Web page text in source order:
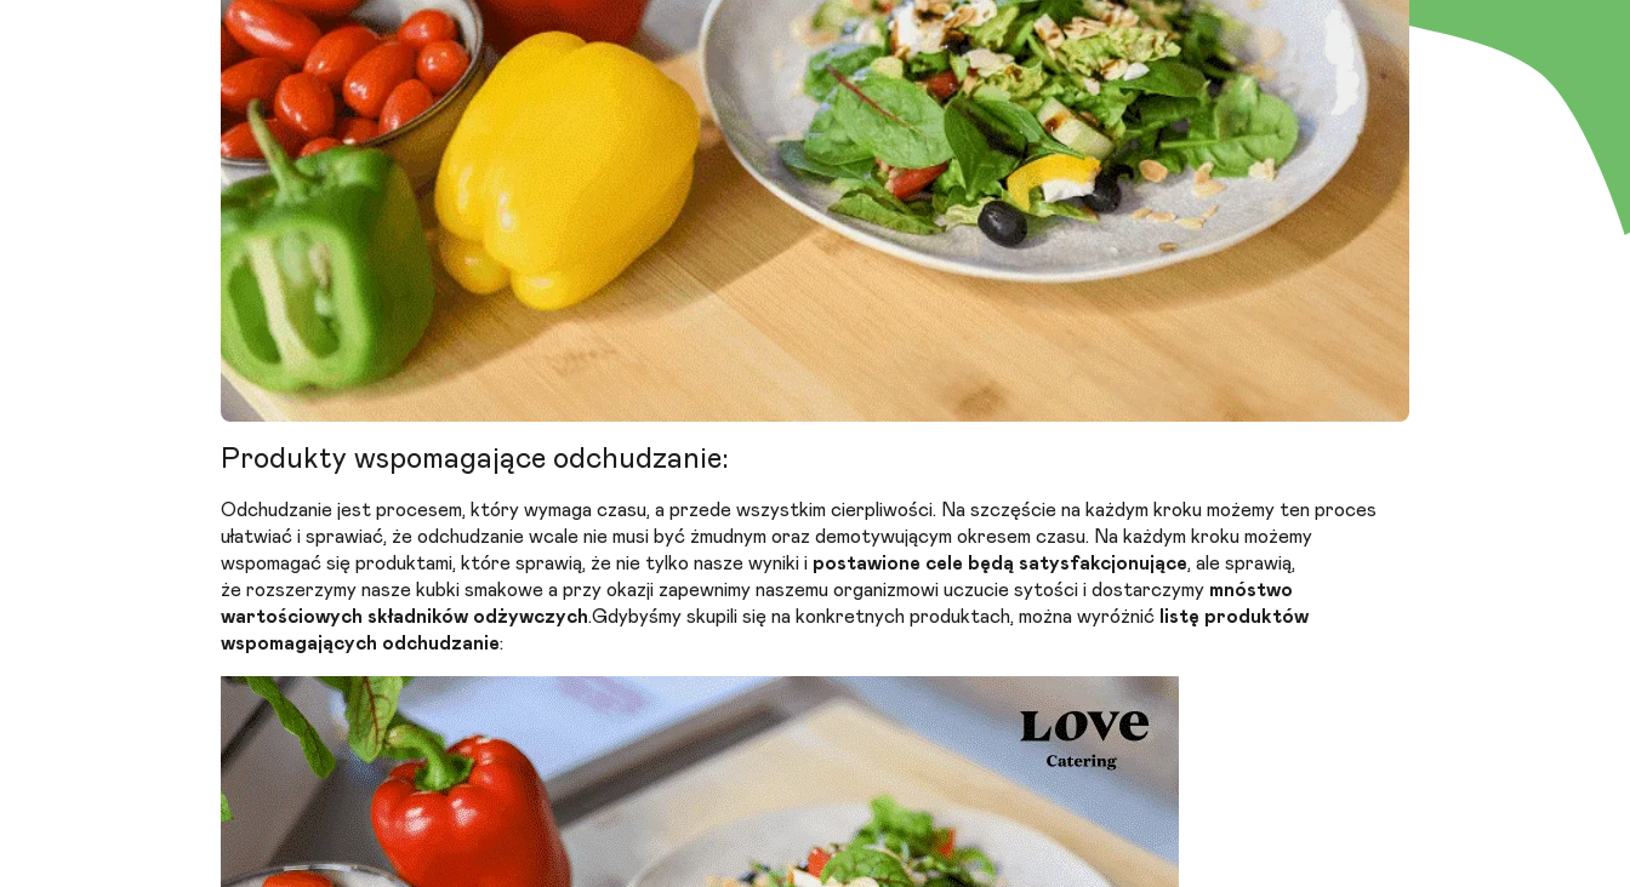
Produkty wspomagające odchudzanie:
Odchudzanie jest procesem, który wymaga czasu, a przede wszystkim cierpliwości. Na szczęście na każdym kroku możemy ten proces
ułatwiać i sprawiać, że odchudzanie wcale nie musi być żmudnym oraz demotywującym okresem czasu. Na każdym kroku możemy
wspomagać się produktami, które sprawią, że nie tylko nasze wyniki i postawione cele będą satysfakcjonujące, ale sprawią,
że rozszerzymy nasze kubki smakowe a przy okazji zapewnimy naszemu organizmowi uczucie sytości i dostarczymy mnóstwo
wartościowych składników odżywczych.Gdybyśmy skupili się na konkretnych produktach, można wyróżnić listę produktów
wspomagających odchudzanie: